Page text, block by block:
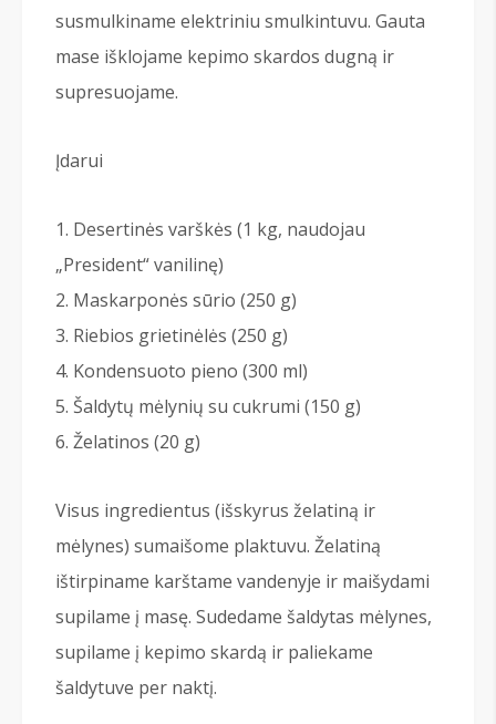
susmulkiname elektriniu smulkintuvu. Gauta
mase išklojame kepimo skardos dugną ir
supresuojame.
Įdarui
Desertinės varškės (1 kg, naudojau
„President“ vanilinę)
Maskarponės sūrio (250 g)
Riebios grietinėlės (250 g)
Kondensuoto pieno (300 ml)
Šaldytų mėlynių su cukrumi (150 g)
Želatinos (20 g)
Visus ingredientus (išskyrus želatiną ir
mėlynes) sumaišome plaktuvu. Želatiną
ištirpiname karštame vandenyje ir maišydami
supilame į masę. Sudedame šaldytas mėlynes,
supilame į kepimo skardą ir paliekame
šaldytuve per naktį.